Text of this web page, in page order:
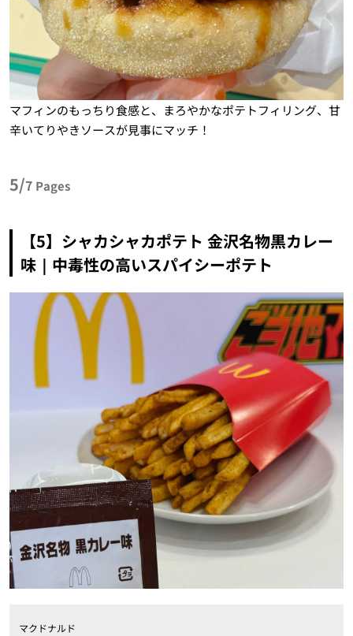
マフィンのもっちり食感と、まろやかなポテトフィリング、甘
辛いてりやきソースが見事にマッチ！
5/7 Pages
【5】シャカシャカポテト 金沢名物黒カレー
味｜中毒性の高いスパイシーポテト
マクドナルド